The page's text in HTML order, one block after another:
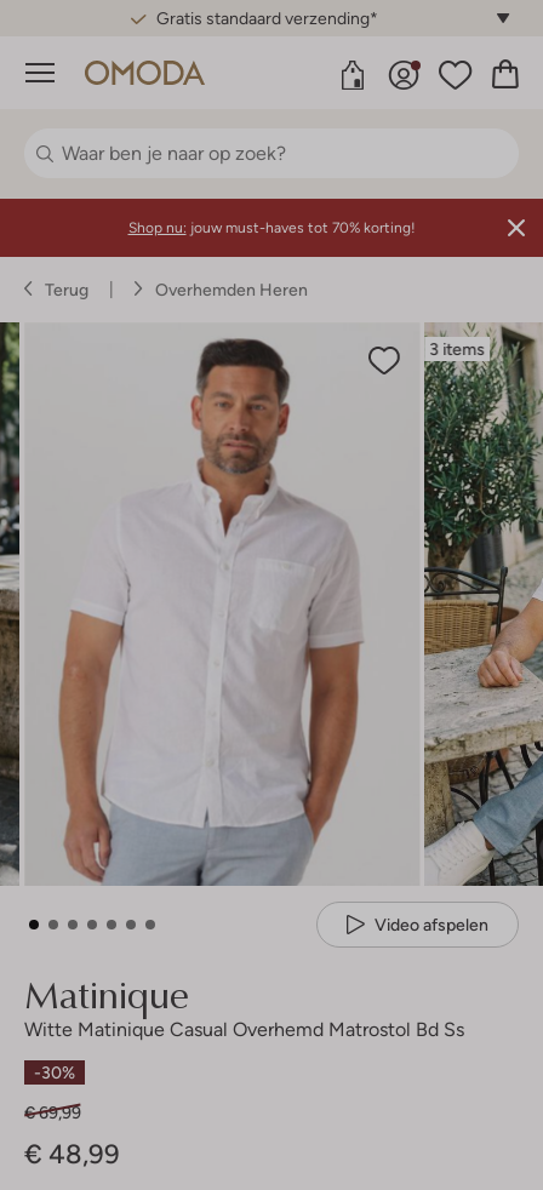
Gratis standaard verzending*
Menu
Shop nu: jouw must-haves tot 70% korting!
Terug Overhemden Heren
3 items
Video afspelen
Matinique
Witte Matinique Casual Overhemd Matrostol Bd Ss
-30%
€ 69,99
€ 48,99